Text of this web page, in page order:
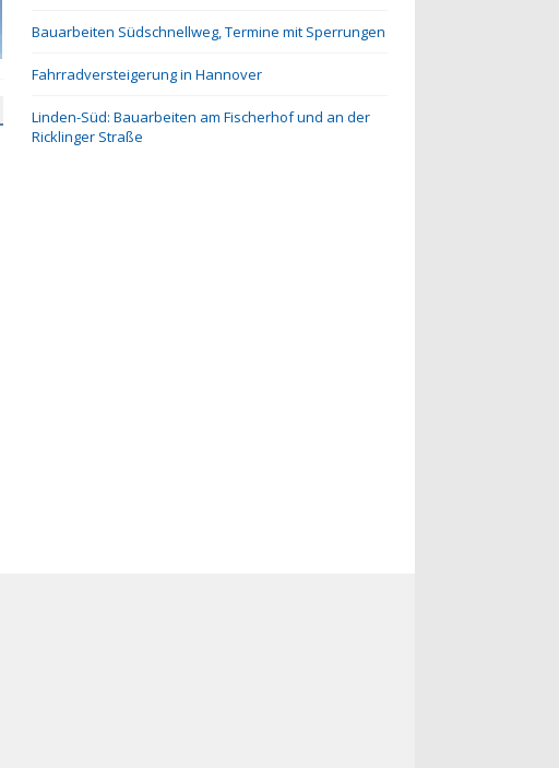
Bauarbeiten Südschnellweg, Termine mit Sperrungen
Fahrradversteigerung in Hannover
Linden-Süd: Bauarbeiten am Fischerhof und an der
Ricklinger Straße